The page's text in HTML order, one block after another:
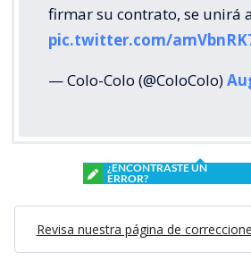
firmar su contrato, se unirá
pic.twitter.com/
— Colo-Colo (@ColoColo)
¿ENCONTRASTE UN
ERROR?
Revisa nuestra página de